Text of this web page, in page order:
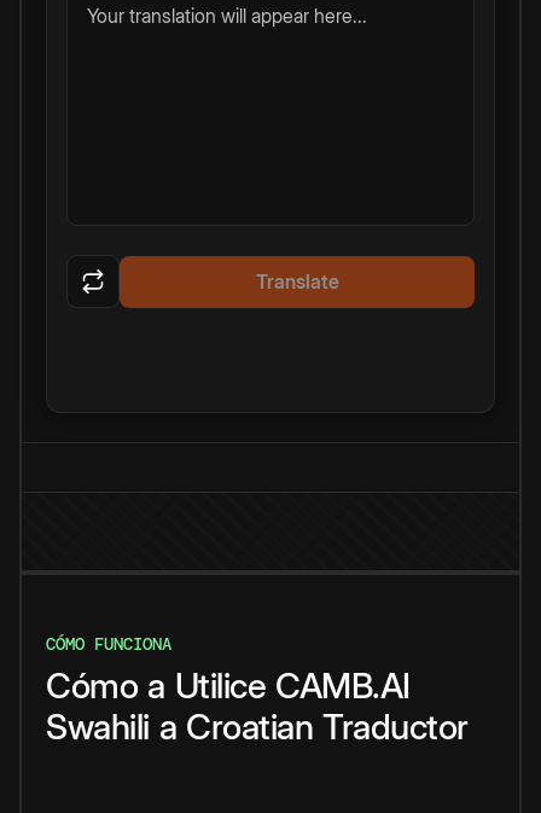
Your translation will appear here...
Translate
CÓMO FUNCIONA
Cómo a Utilice CAMB.AI
Swahili a Croatian Traductor